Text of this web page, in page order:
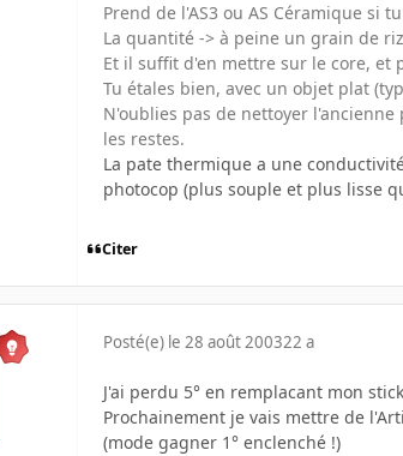
Prend de l'AS3 ou AS Céramique si
La quantité -> à peine un grain de
Et il suffit d'en mettre sur le core, et
Tu étales bien, avec un objet plat
N'oublies pas de nettoyer
les restes.
La pate thermique a une
photocop (plus souple et plus lisse
Citer
Posté(e) le 28 août 200322 a
J'ai perdu 5° en remplacant mon
Prochainement je vais mettre de
(mode gagner 1° enclenché !)